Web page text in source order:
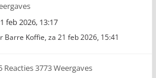
feb 2026, 13:17
Barre Koffie, za 21 feb 2026, 15:41
Reacties 3773 Weergaves